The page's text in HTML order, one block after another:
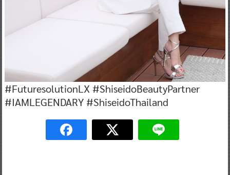
#FuturesolutionLX #ShiseidoBeautyPartner
#IAMLEGENDARY #ShiseidoThailand